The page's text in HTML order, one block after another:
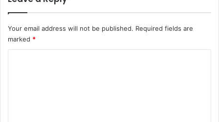
Your email address will not be published. Required fields are
marked *